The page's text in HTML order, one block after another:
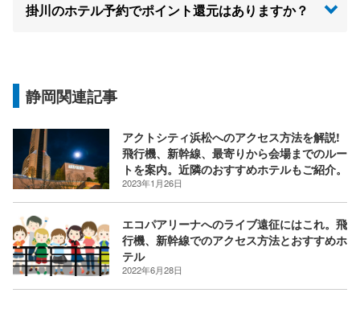
掛川のホテル予約でポイント還元はありますか？
静岡関連記事
アクトシティ浜松へのアクセス方法を解説!
飛行機、新幹線、最寄りから会場までのルー
トを案内。近隣のおすすめホテルもご紹介。
2023年1月26日
エコパアリーナへのライブ遠征にはこれ。飛
行機、新幹線でのアクセス方法とおすすめホ
テル
2022年6月28日